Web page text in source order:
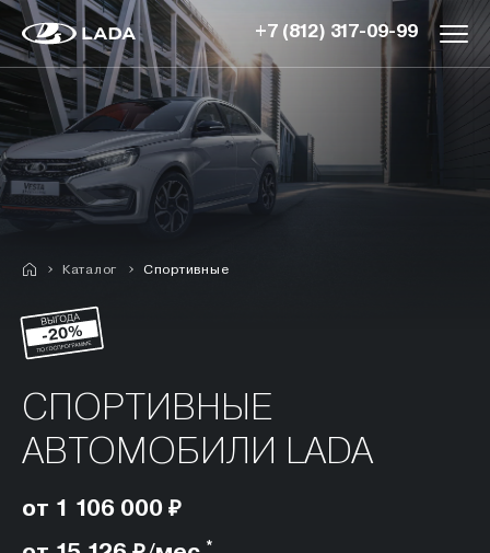
+7 (812) 317-09-99
Каталог Спортивные
СПОРТИВНЫЕ
АВТОМОБИЛИ LADA
от 1 106 000 ₽
*